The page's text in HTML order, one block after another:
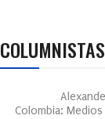
COLUMNISTAS
Colombia: